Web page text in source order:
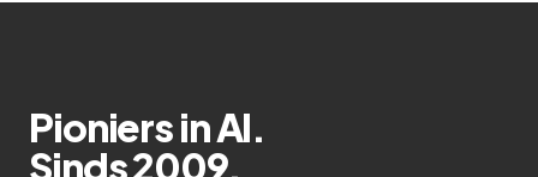
Pioniers in AI.
Sinds 2009.